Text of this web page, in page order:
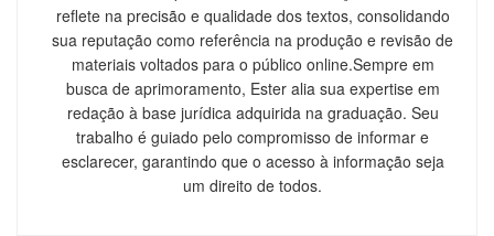
reflete na precisão e qualidade dos textos, consolidando
sua reputação como referência na produção e revisão de
materiais voltados para o público online.Sempre em
busca de aprimoramento, Ester alia sua expertise em
redação à base jurídica adquirida na graduação. Seu
trabalho é guiado pelo compromisso de informar e
esclarecer, garantindo que o acesso à informação seja
um direito de todos.